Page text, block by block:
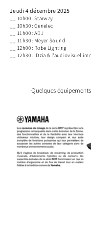
Jeudi 4 décembre 2025
__ 10h00: Starway
__10h30 : Genelec
__ 11h00 : ADJ
__ 11h30 : Meyer Sound
__ 12h00 : Robe Lighting
__ 12h30 : iDzia & l'audiovisuel
Quelques